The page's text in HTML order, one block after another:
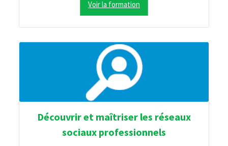
Voir la formation
Découvrir et maîtriser les réseaux
sociaux professionnels